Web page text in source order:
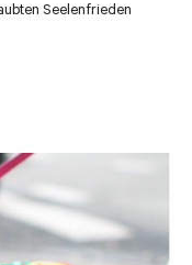
Seelenfrieden